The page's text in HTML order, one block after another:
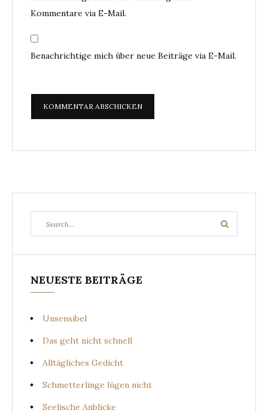
Kommentare via E-Mail.
Benachrichtige mich über neue Beiträge via E-Mail.
for:
Search
NEUESTE BEITRÄGE
Unsensibel
Das geht nicht schnell
Alltägliches Gedicht
Schmetterlinge lügen nicht
Seelische Anblicke